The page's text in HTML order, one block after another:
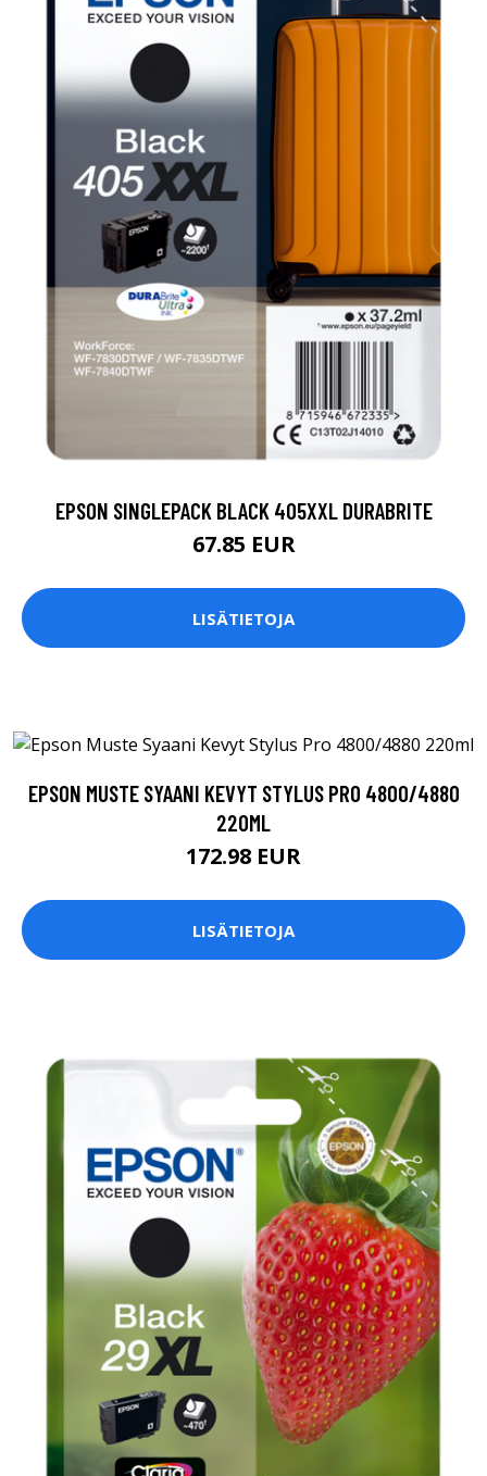
EPSON SINGLEPACK BLACK 405XXL DURABRITE
67.85 EUR
LISÄTIETOJA
EPSON MUSTE SYAANI KEVYT STYLUS PRO 4800/4880
220ML
172.98 EUR
LISÄTIETOJA